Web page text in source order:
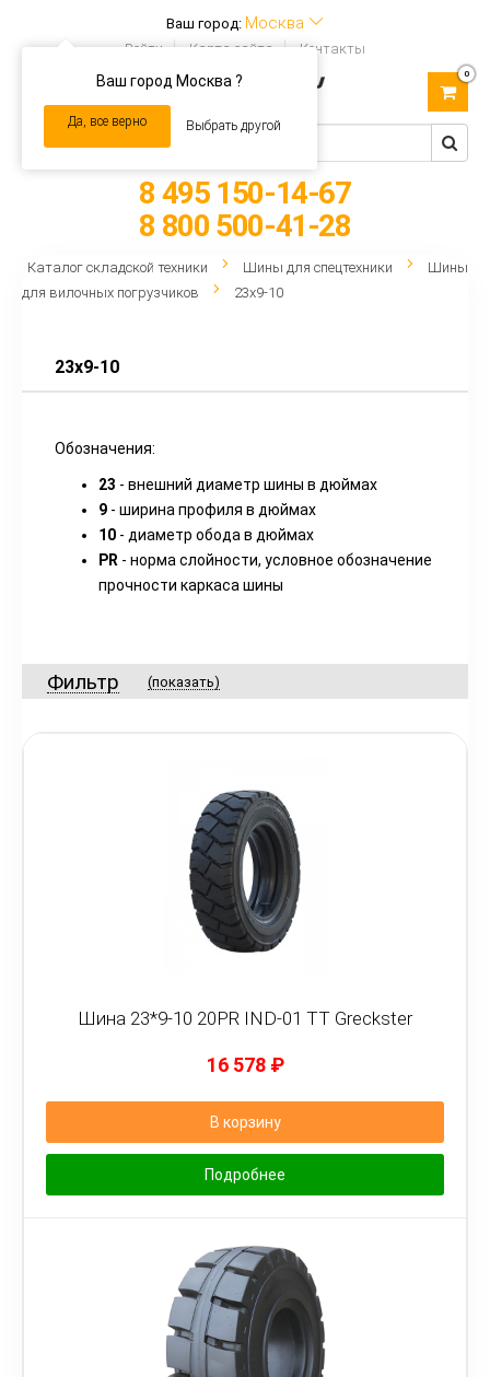
Ваш город: Москва
Ваш город Москва ?
Да, все верно Выбрать другой
Войти Карта сайта Контакты
navigation
0
8 495 150-14-67
8 800 500-41-28
Каталог складской техники Шины для спецтехники
Шины
для вилочных погрузчиков
23x9-10
23x9-10
Обозначения:
23 - внешний диаметр шины в дюймах
9 - ширина профиля в дюймах
10 - диаметр обода в дюймах
PR - норма слойности, условное обозначение
прочности каркаса шины
Фильтр (показать)
Шина 23*9-10 20PR IND-01 TT Greckster
16 578 ₽
В корзину
Подробнее